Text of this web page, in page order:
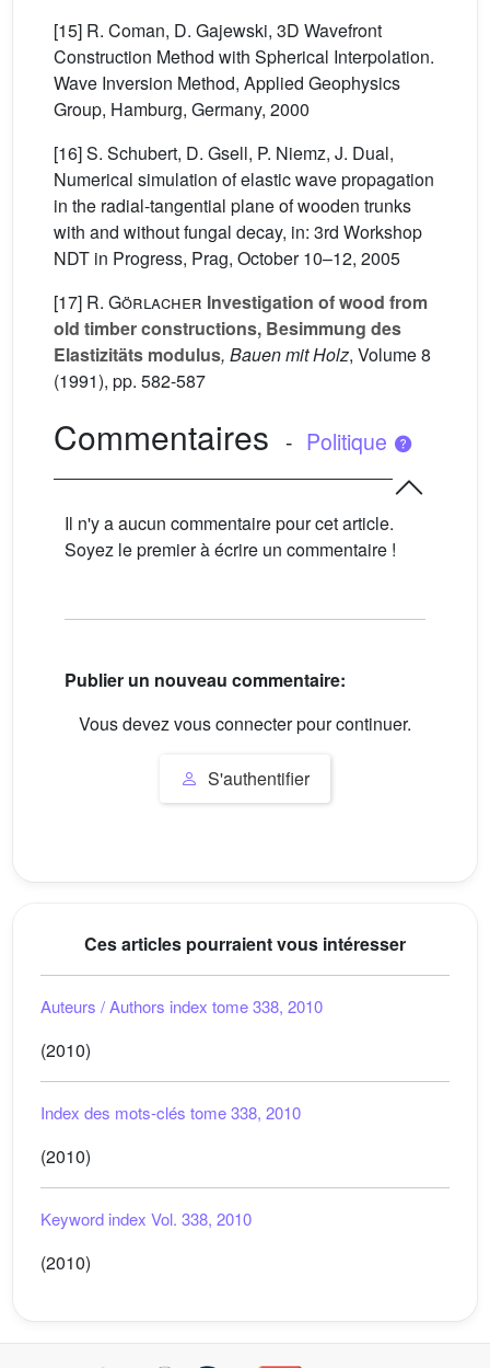
[15] R. Coman, D. Gajewski, 3D Wavefront
Construction Method with Spherical Interpolation.
Wave Inversion Method, Applied Geophysics
Group, Hamburg, Germany, 2000
[16] S. Schubert, D. Gsell, P. Niemz, J. Dual,
Numerical simulation of elastic wave propagation
in the radial-tangential plane of wooden trunks
with and without fungal decay, in: 3rd Workshop
NDT in Progress, Prag, October 10–12, 2005
[17] R. Görlacher Investigation of wood from
old timber constructions, Besimmung des
Elastizitäts modulus, Bauen mit Holz, Volume 8
(1991), pp. 582-587
Commentaires - Politique
Il n'y a aucun commentaire pour cet article.
Soyez le premier à écrire un commentaire !
Publier un nouveau commentaire:
Vous devez vous connecter pour continuer.
S'authentifier
Ces articles pourraient vous intéresser
Auteurs / Authors index tome 338, 2010
(2010)
Index des mots-clés tome 338, 2010
(2010)
Keyword index Vol. 338, 2010
(2010)